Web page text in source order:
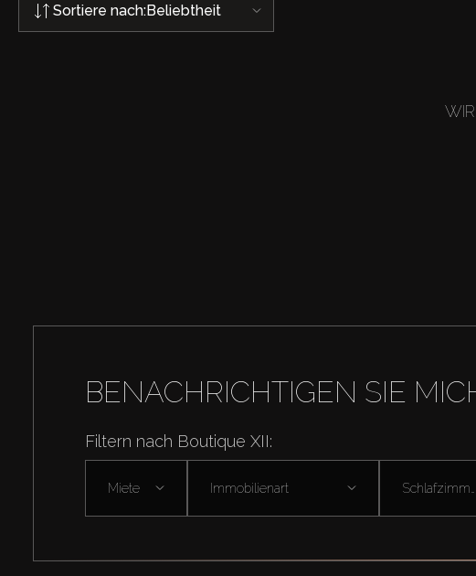
Sortiere nach:Beliebtheit
BENACHRICHTIGEN SIE
Filtern nach Boutique XII:
Miete Immobilienart